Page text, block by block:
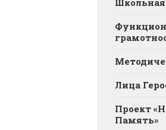
Лица
Проект
Память»